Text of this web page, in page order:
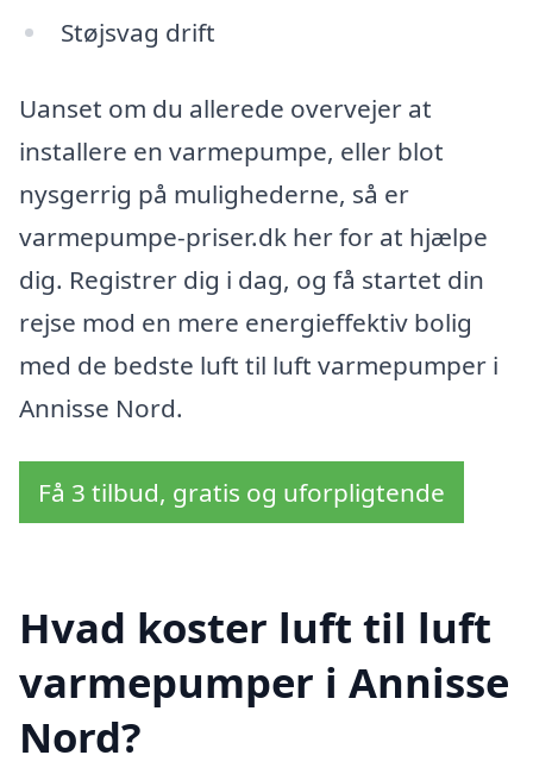
Støjsvag drift
Uanset om du allerede overvejer at
installere en varmepumpe, eller blot
nysgerrig på mulighederne, så er
varmepumpe-priser.dk her for at hjælpe
dig. Registrer dig i dag, og få startet din
rejse mod en mere energieffektiv bolig
med de bedste luft til luft varmepumper i
Annisse Nord.
Få 3 tilbud, gratis og uforpligtende
Hvad koster luft til luft
varmepumper i Annisse
Nord?